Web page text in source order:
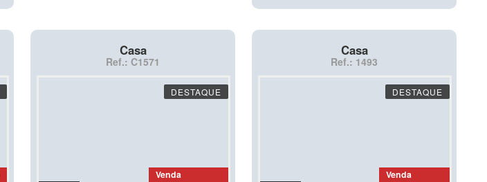
Casa
Ref.: C1571
DESTAQUE
Venda
Casa
Ref.: 1493
DESTAQUE
Venda